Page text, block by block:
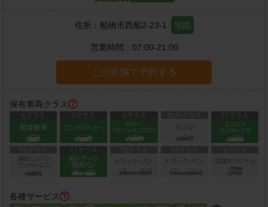
住所： 船橋市西船2-23-1 地図
営業時間： 07:00-21:00
この店舗で予約する
保有車両クラス
各種サービス